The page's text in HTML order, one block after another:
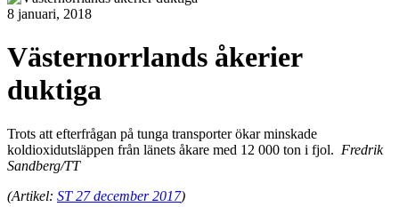
8 januari, 2018
Västernorrlands åkerier
duktiga
Trots att efterfrågan på tunga transporter ökar minskade
koldioxidutsläppen från länets åkare med 12 000 ton i fjol. Fredrik
Sandberg/TT
(Artikel: ST 27 december 2017)